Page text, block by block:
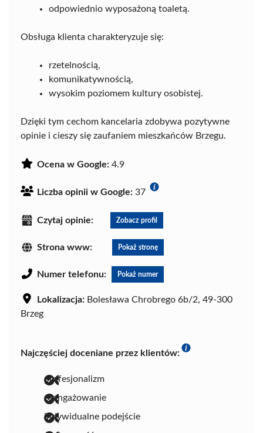
odpowiednio wyposażoną toaletą.
Obsługa klienta charakteryzuje się:
rzetelnością,
komunikatywnością,
wysokim poziomem kultury osobistej.
Dzięki tym cechom kancelaria zdobywa pozytywne
opinie i cieszy się zaufaniem mieszkańców Brzegu.
Ocena w Google: 4.9
Liczba opinii w Google: 37
Czytaj opinie: Zobacz profil
Strona www: Pokaż stronę
Numer telefonu: Pokaż numer
Lokalizacja: Bolesława Chrobrego 6b/2, 49-300
Brzeg
Najczęściej doceniane przez klientów:
profesjonalizm
zaangażowanie
indywidualne podejście